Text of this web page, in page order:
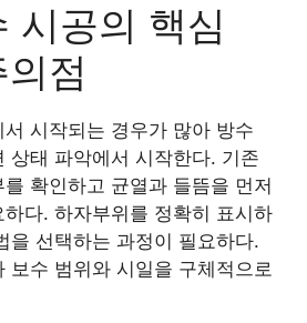
시공의 핵심
점
시작되는 경우가 많아 방수
상태 파악에서 시작한다. 기존
확인하고 균열과 들뜸을 먼저
다. 하자부위를 정확히 표시하
을 선택하는 과정이 필요하다.
보수 범위와 시일을 구체적으로